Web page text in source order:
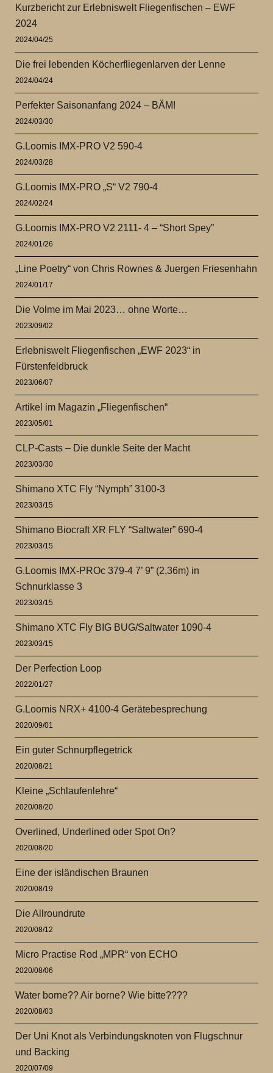
Kurzbericht zur Erlebniswelt Fliegenfischen – EWF
2024
2024/04/25
Die frei lebenden Köcherfliegenlarven der Lenne
2024/04/24
Perfekter Saisonanfang 2024 – BÄM!
2024/03/30
G.Loomis IMX-PRO V2 590-4
2024/03/28
G.Loomis IMX-PRO „S“ V2 790-4
2024/02/24
G.Loomis IMX-PRO V2 2111- 4 – “Short Spey”
2024/01/26
„Line Poetry“ von Chris Rownes & Juergen Friesenhahn
2024/01/17
Die Volme im Mai 2023… ohne Worte…
2023/09/02
Erlebniswelt Fliegenfischen „EWF 2023“ in
Fürstenfeldbruck
2023/06/07
Artikel im Magazin „Fliegenfischen“
2023/05/01
CLP-Casts – Die dunkle Seite der Macht
2023/03/30
Shimano XTC Fly “Nymph” 3100-3
2023/03/15
Shimano Biocraft XR FLY “Saltwater” 690-4
2023/03/15
G.Loomis IMX-PROc 379-4 7’ 9” (2,36m) in
Schnurklasse 3
2023/03/15
Shimano XTC Fly BIG BUG/Saltwater 1090-4
2023/03/15
Der Perfection Loop
2022/01/27
G.Loomis NRX+ 4100-4 Gerätebesprechung
2020/09/01
Ein guter Schnurpflegetrick
2020/08/21
Kleine „Schlaufenlehre“
2020/08/20
Overlined, Underlined oder Spot On?
2020/08/20
Eine der isländischen Braunen
2020/08/19
Die Allroundrute
2020/08/12
Micro Practise Rod „MPR“ von ECHO
2020/08/06
Water borne?? Air borne? Wie bitte????
2020/08/03
Der Uni Knot als Verbindungsknoten von Flugschnur
und Backing
2020/07/09